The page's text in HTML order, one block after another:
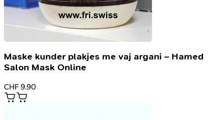
Maske kunder plakjes me vaj argani – Hamed
Salon Mask Online
CHF 9.90